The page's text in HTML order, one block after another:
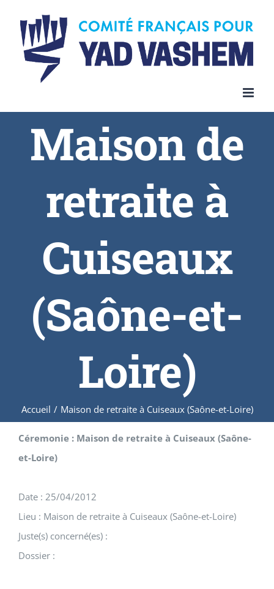
content
Maison de
retraite à
Cuiseaux
(Saône-et-
Loire)
Accueil / Maison de retraite à Cuiseaux (Saône-et-Loire)
Céremonie : Maison de retraite à Cuiseaux (Saône-
et-Loire)
Date : 25/04/2012
Lieu : Maison de retraite à Cuiseaux (Saône-et-Loire)
Juste(s) concerné(es) :
Dossier :